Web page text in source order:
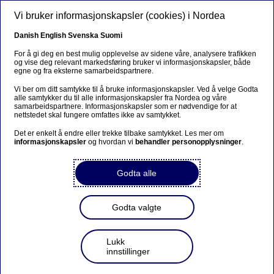
NO
Anteeksi...
Sivua ei ole saatavilla suomeksi
Pysy sivulla
suomenkieliselle sivulle
Nordea presenterer resultat
for 2. kvartal 2014 torsdag
17. juli 2014
Vi bruker informasjonskapsler (cookies) i Nordea
Danish English Svenska Suomi
For å gi deg en best mulig opplevelse av sidene våre, analysere trafikken
og vise deg relevant markedsføring bruker vi informasjonskapsler, både
egne og fra eksterne samarbeidspartnere.
Vi ber om ditt samtykke til å bruke informasjonskapsler. Ved å velge Godta
alle samtykker du til alle informasjonskapsler fra Nordea og våre
samarbeidspartnere. Informasjonskapsler som er nødvendige for at
nettstedet skal fungere omfattes ikke av samtykket.
Det er enkelt å endre eller trekke tilbake samtykket. Les mer om
informasjonskapsler og hvordan vi behandler personopplysninger.
Godta alle
Godta valgte
Lukk
innstillinger